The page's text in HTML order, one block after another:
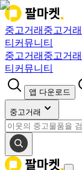
중고거래 중고거래
티 커뮤니티
중고거래 중고거래
티 커뮤니티
앱 다운로드
중고거래